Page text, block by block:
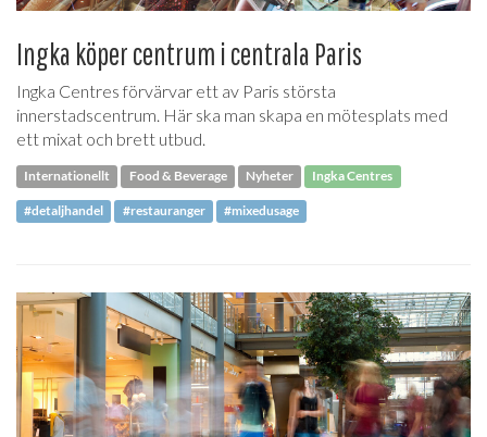
Ingka köper centrum i centrala Paris
Ingka Centres förvärvar ett av Paris största
innerstadscentrum. Här ska man skapa en mötesplats med
ett mixat och brett utbud.
Internationellt Food & Beverage Nyheter Ingka Centres
#detaljhandel #restauranger #mixedusage